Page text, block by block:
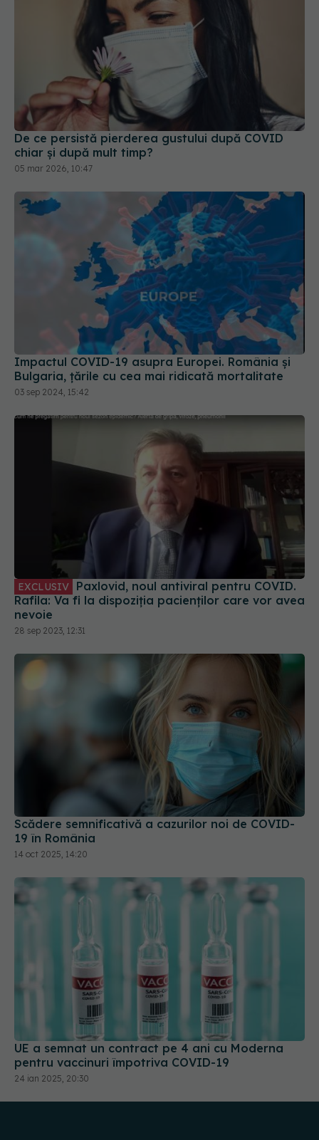
De ce persistă pierderea gustului după COVID
chiar și după mult timp?
05 mar 2026, 10:47
Impactul COVID-19 asupra Europei. România și
Bulgaria, țările cu cea mai ridicată mortalitate
03 sep 2024, 15:42
EXCLUSIV
Rafila: Va fi la dispoziția pacienților care vor avea
nevoie
28 sep 2023, 12:31
Scădere semnificativă a cazurilor noi de COVID-
19 în România
14 oct 2025, 14:20
UE a semnat un contract pe 4 ani cu Moderna
pentru vaccinuri împotriva COVID-19
24 ian 2025, 20:30